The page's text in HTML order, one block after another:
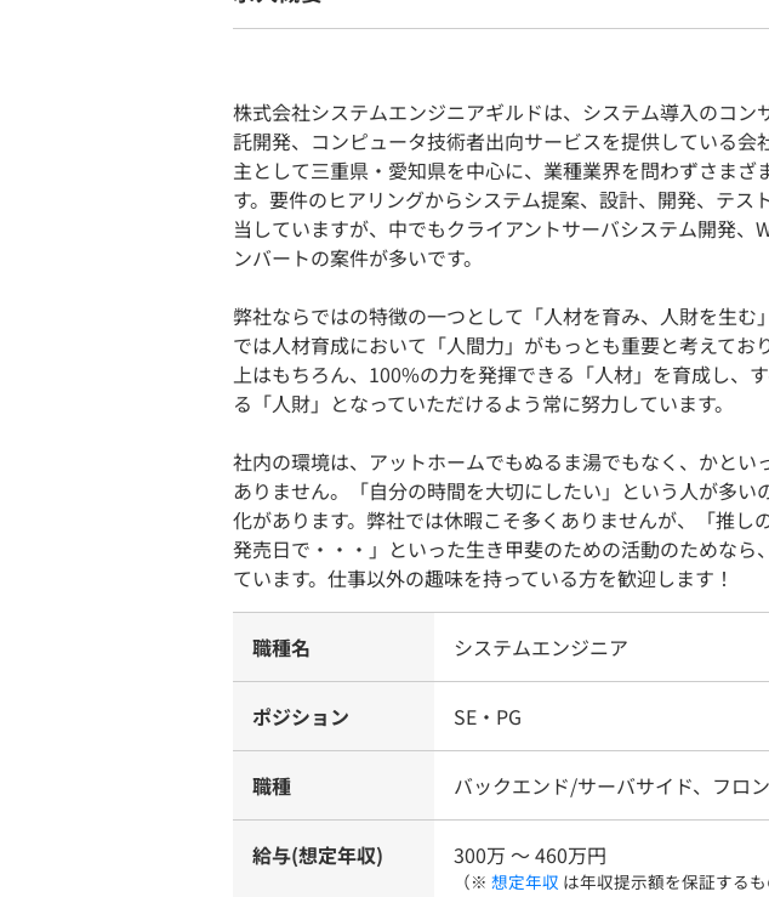
株式会社システムエンジニアギルドは、システム導入のコン
託開発、コンピュータ技術者出向サービスを提供している会
主として三重県・愛知県を中心に、業種業界を問わずさまざ
す。要件のヒアリングからシステム提案、設計、開発、テス
当していますが、中でもクライアントサーバシステム開発、
ンバートの案件が多いです。
弊社ならではの特徴の一つとして「人材を育み、人財を生む
では人材育成において「人間力」がもっとも重要と考えてお
上はもちろん、100%の力を発揮できる「人材」を育成し、
る「人財」となっていただけるよう常に努力しています。
社内の環境は、アットホームでもぬるま湯でもなく、かとい
ありません。「自分の時間を大切にしたい」という人が多い
化があります。弊社では休暇こそ多くありませんが、「推し
発売日で・・・」といった生き甲斐のための活動のためなら
ています。仕事以外の趣味を持っている方を歓迎します！
職種名 システムエンジニア
ポジション SE・PG
職種 バックエンド/サーバサイド、フロ
給与(想定年収) 300万 〜 460万円
（※ 想定年収 は年収提示額を保証するも